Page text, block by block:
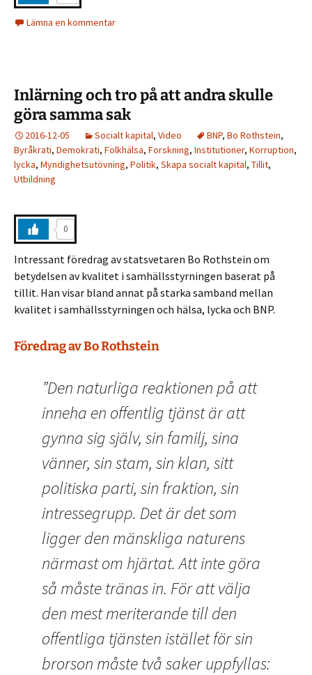
Lämna en kommentar
Inlärning och tro på att andra skulle
göra samma sak
2016-12-05 Socialt kapital, Video BNP, Bo Rothstein,
Byråkrati, Demokrati, Folkhälsa, Forskning, Institutioner, Korruption,
lycka, Myndighetsutövning, Politik, Skapa socialt kapital, Tillit,
Utbildning
0
Intressant föredrag av statsvetaren Bo Rothstein om
betydelsen av kvalitet i samhällsstyrningen baserat på
tillit. Han visar bland annat på starka samband mellan
kvalitet i samhällsstyrningen och hälsa, lycka och BNP.
Föredrag av Bo Rothstein
”Den naturliga reaktionen på att
inneha en offentlig tjänst är att
gynna sig själv, sin familj, sina
vänner, sin stam, sin klan, sitt
politiska parti, sin fraktion, sin
intressegrupp. Det är det som
ligger den mänskliga naturens
närmast om hjärtat. Att inte göra
så måste tränas in. För att välja
den mest meriterande till den
offentliga tjänsten istället för sin
brorson måste två saker uppfyllas: